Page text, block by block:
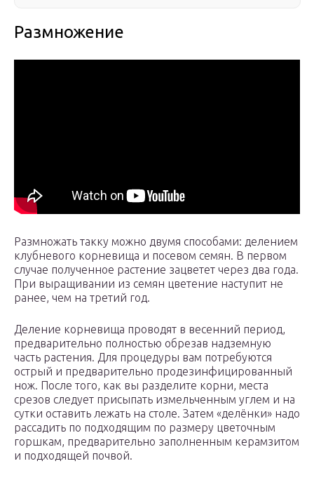
Размножение
Размножать такку можно двумя способами: делением
клубневого корневища и посевом семян. В первом
случае полученное растение зацветет через два года.
При выращивании из семян цветение наступит не
ранее, чем на третий год.
Деление корневища проводят в весенний период,
предварительно полностью обрезав надземную
часть растения. Для процедуры вам потребуются
острый и предварительно продезинфицированный
нож. После того, как вы разделите корни, места
срезов следует присыпать измельченным углем и на
сутки оставить лежать на столе. Затем «делёнки» надо
рассадить по подходящим по размеру цветочным
горшкам, предварительно заполненным керамзитом
и подходящей почвой.